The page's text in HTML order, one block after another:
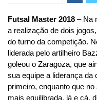
Futsal Master 2018 – Na
a realização de dois
do turno da competição.
liderada pelo artilheiro
goleou o Zaragoza, que
sua equipe a liderança da
primeiro, enquanto que
mais equilibrada, lá e cá,